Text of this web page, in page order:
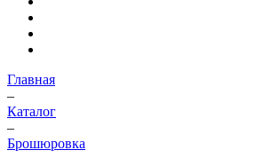
Главная
–
Каталог
–
Брошюровка